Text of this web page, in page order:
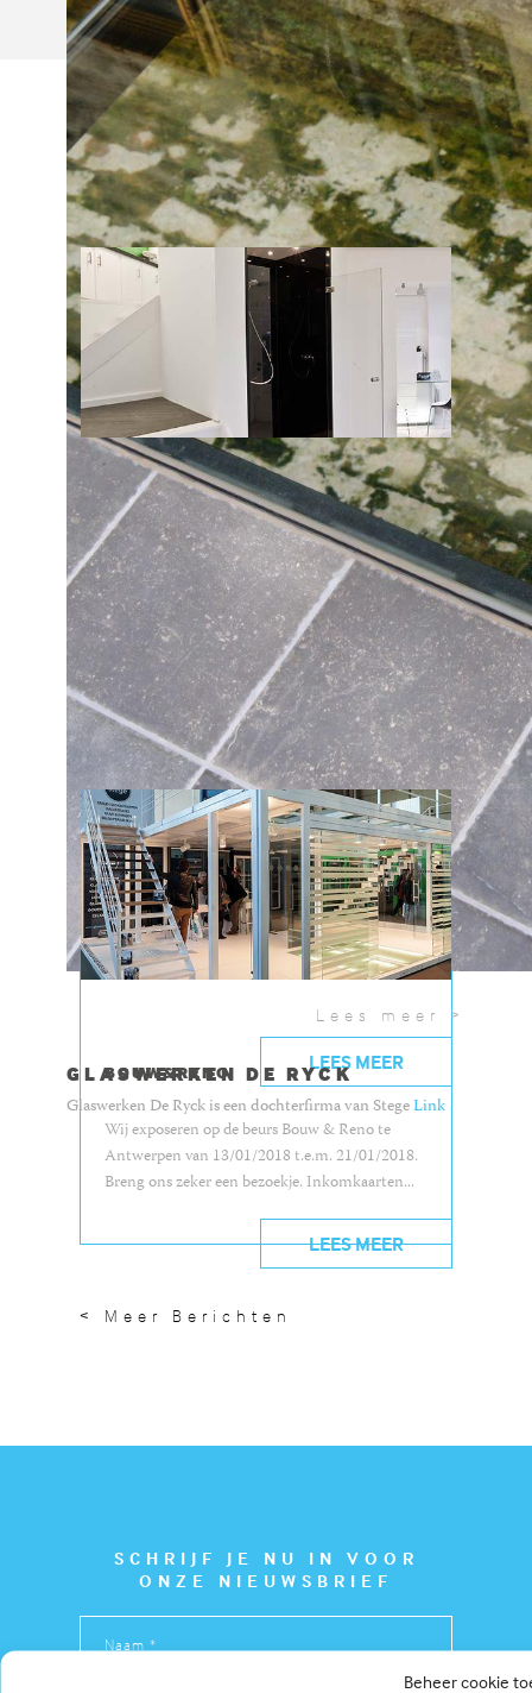
Beheer cookie
Lees meer >
GLASWERKEN DE RYCK
Glaswerken De Ryck is een dochterfirma van StegeLink
NIEUWS
02/12/2015
ONZE VERNIEUWDE TOONZAAL!
Kom zeker een kijkje nemen in de vernieuwde
toonzaal of krijg nu al een voorproefje aan de
hand van deze...
LEES MEER
01/01/2015
BOUW&RENO
Wij exposeren op de beurs Bouw & Reno te
Antwerpen van 13/01/2018 t.e.m. 21/01/2018.
Breng ons zeker een bezoekje. Inkomkaarten...
LEES MEER
< Meer Berichten
SCHRIJF JE NU IN VOOR
ONZE NIEUWSBRIEF